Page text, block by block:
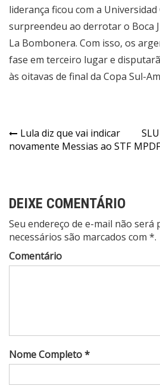
liderança ficou com a Universidad
surpreendeu ao derrotar o Boca
La Bombonera. Com isso, os
fase em terceiro lugar e
às oitavas de final da Copa Sul-
Navegação
de
Lula diz que vai indicar
novamente Messias ao STF
DEIXE COMENTÁRIO
Seu endereço de e-mail não será
necessários são marcados com *.
Comentário
Nome Completo *